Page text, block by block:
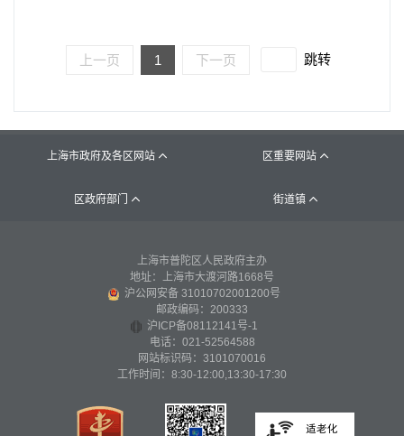
上一页 1 下一页 跳转
上海市政府及各区网站  区重要网站 
区政府部门  街道镇 
上海市普陀区人民政府主办
地址：上海市大渡河路1668号
沪公网安备 31010702001200号
邮政编码：200333
沪ICP备08112141号-1
电话：021-52564588
网站标识码：3101070016
工作时间：8:30-12:00,13:30-17:30